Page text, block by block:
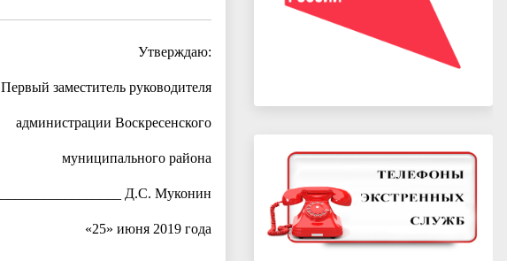
Утверждаю:
Первый заместитель руководителя
администрации Воскресенского
муниципального района
__________________ Д.С. Муконин
«25» июня 2019 года